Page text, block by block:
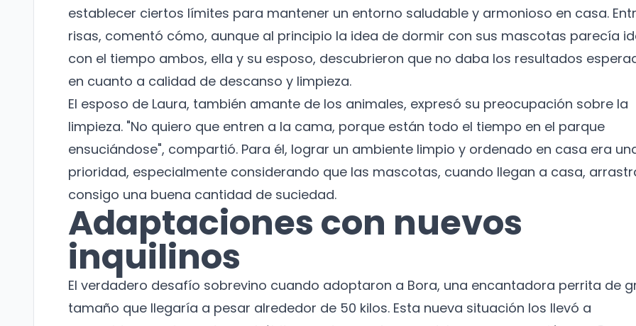
establecer ciertos límites para mantener un entorno saludable y armonioso en casa.
risas, comentó cómo, aunque al principio la idea de dormir con sus mascotas parecía
con el tiempo ambos, ella y su esposo, descubrieron que no daba los resultados
en cuanto a calidad de descanso y limpieza.
El esposo de Laura, también amante de los animales, expresó su preocupación sobre la
limpieza. "No quiero que entren a la cama, porque están todo el tiempo en el parque
ensuciándose", compartió. Para él, lograr un ambiente limpio y ordenado en casa era
prioridad, especialmente considerando que las mascotas, cuando llegan a casa,
consigo una buena cantidad de suciedad.
Adaptaciones con nuevos
inquilinos
El verdadero desafío sobrevino cuando adoptaron a Bora, una encantadora perrita de
tamaño que llegaría a pesar alrededor de 50 kilos. Esta nueva situación los llevó a